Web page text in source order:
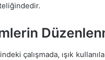
çalışmada, ışık